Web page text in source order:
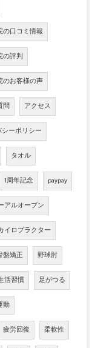
の口コミ情報
の評判
のお客様の声
問 アクセス
ーポリシー
タオル
1周年記念 paypay
アルオープン
イロプラクター
盤矯正 野球肘
活習慣 足がつる
動
疲労回復 柔軟性